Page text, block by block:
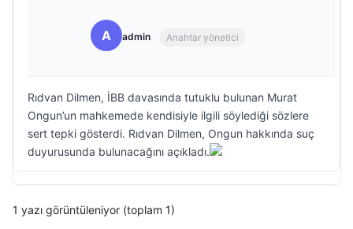
A admin Anahtar yönetici
Rıdvan Dilmen, İBB davasında tutuklu bulunan Murat
Ongun’un mahkemede kendisiyle ilgili söylediği sözlere
sert tepki gösterdi. Rıdvan Dilmen, Ongun hakkında suç
duyurusunda bulunacağını açıkladı.
1 yazı görüntüleniyor (toplam 1)